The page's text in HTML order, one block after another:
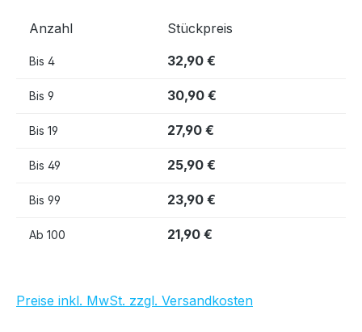
Anzahl Stückpreis
Bis 4 32,90 €
Bis 9 30,90 €
Bis 19 27,90 €
Bis 49 25,90 €
Bis 99 23,90 €
Ab 100 21,90 €
Preise inkl. MwSt. zzgl. Versandkosten